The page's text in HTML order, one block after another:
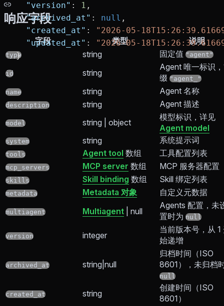
  "version"
: 1 ,
  "archived_at"
: null ,
  "created_at"
:
"2026-05-
  "updated_at"
:
"2026-05-
}
响应字段
字段 类型 说明
type string 固定值 "agent"
id string
Agent 唯一标识
缀 "agent_"
name
string Agent 名称
description string Agent 描述
model string | object
模型标识，详见
Agent model
system string 系统提示词
tools Agent tool 数组 工具配置列表
mcp_servers MCP server 数组 MCP 服务器配置
skills Skill binding 数组 Skill 绑定列表
metadata Metadata 对象 自定义元数据
multiagent Multiagent | null
Agents 配置，未
置时为 null
version integer
当前版本号，从 1
始递增
archived_at string|null
归档时间（ISO
8601），未归档
null
created_at string
创建时间（ISO
8601）